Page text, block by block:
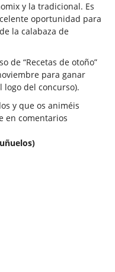
y la tradicional. Es
oportunidad para
la calabaza de
de “Recetas de otoño”
para ganar
logo del concurso).
y que os animéis
en comentarios